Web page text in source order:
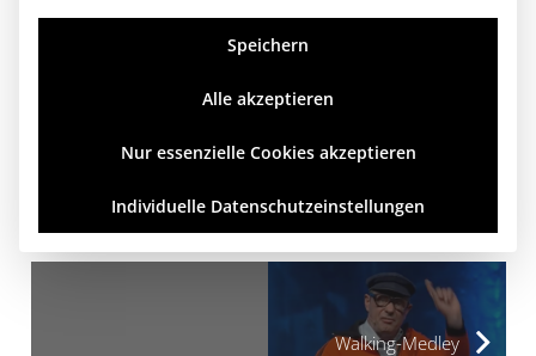
Erforderlichen Service
akzeptieren und Inhalte
05.10.1990! Mehr als 30 Jahre ist es also
Rheinberg, aufgetreten sind. „Hysterie und
Domke, Gitarre & Gesang.
Walking-Medley
Speichern
Alle akzeptieren
Nur essenzielle Cookies akzeptieren
Individuelle Datenschutzeinstellungen